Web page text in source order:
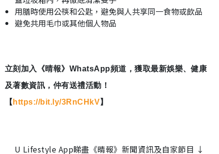
用膳時使用公筷和公匙，避免與人共享同一食物或飲品
避免共用毛巾或其他個人物品
立刻加入《晴報》WhatsApp頻道，獲取最新娛樂、健康
及著數資訊，仲有送禮活動！
【 https://bit.ly/3RnCHkV】
U Lifestyle App睇盡《晴報》新聞資訊及自家節目 ↓